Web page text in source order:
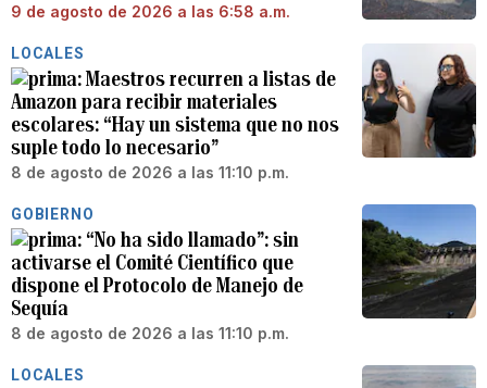
9 de agosto de 2026 a las 6:58 a.m.
LOCALES
Maestros recurren a listas de
Amazon para recibir materiales
escolares: “Hay un sistema que no nos
suple todo lo necesario”
8 de agosto de 2026 a las 11:10 p.m.
GOBIERNO
“No ha sido llamado”: sin
activarse el Comité Científico que
dispone el Protocolo de Manejo de
Sequía
8 de agosto de 2026 a las 11:10 p.m.
LOCALES